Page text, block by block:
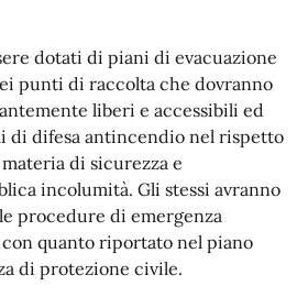
dotati di piani di evacuazione
punti di raccolta che dovranno
liberi e accessibili ed
di difesa antincendio nel rispetto
di sicurezza e
incolumità. Gli stessi avranno
procedure di emergenza
quanto riportato nel piano
di protezione civile.